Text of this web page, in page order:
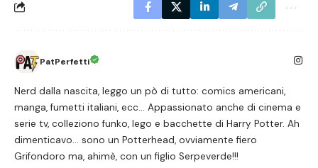
PatPerfetti
Nerd dalla nascita, leggo un pò di tutto: comics americani,
manga, fumetti italiani, ecc... Appassionato anche di cinema e
serie tv, colleziono funko, lego e bacchette di Harry Potter. Ah
dimenticavo... sono un Potterhead, ovviamente fiero
Grifondoro ma, ahimè, con un figlio Serpeverde!!!